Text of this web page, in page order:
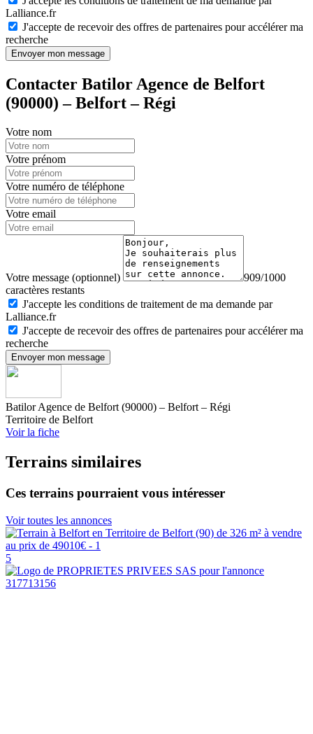
Lalliance.fr
J'accepte de recevoir des offres de partenaires pour accélérer ma
recherche
Envoyer mon message
Contacter Batilor Agence de Belfort
(90000) – Belfort – Régi
Votre nom
Votre prénom
Votre numéro de téléphone
Votre email
Votre message (optionnel)
909/1000
caractères restants
J'accepte les conditions de traitement de ma demande par
Lalliance.fr
J'accepte de recevoir des offres de partenaires pour accélérer ma
recherche
Envoyer mon message
Batilor Agence de Belfort (90000) – Belfort – Régi
Territoire de Belfort
Voir la fiche
Terrains similaires
Ces terrains pourraient vous intéresser
Voir toutes les annonces
5